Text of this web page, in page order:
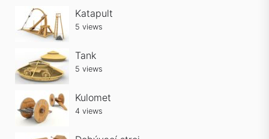
Katapult
5 views
Tank
5 views
Kulomet
4 views